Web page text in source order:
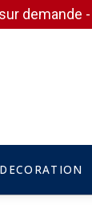
demande
DECORATION